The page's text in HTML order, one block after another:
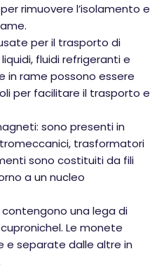
rimuovere l’isolamento e
per il trasporto di
fluidi refrigeranti e
in rame possono essere
per facilitare il trasporto e
sono presenti in
trasformatori
sono costituiti da fili
a un nucleo
una lega di
Le monete
e separate dalle altre in